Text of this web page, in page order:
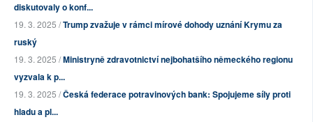
diskutovaly o konf...
19. 3. 2025 /Trump zvažuje v rámci mírové dohody uznání Krymu za
ruský
19. 3. 2025 /Ministryně zdravotnictví nejbohatšího německého regionu
vyzvala k p...
19. 3. 2025 /Česká federace potravinových bank: Spojujeme síly proti
hladu a pl...